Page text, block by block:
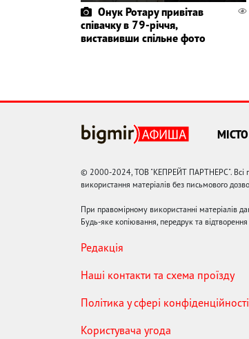
Онук Ротару привітав
співачку в 79-річчя,
виставивши спільне фото
МІСТО
© 2000-2024, ТОВ "КЕПРЕЙТ ПАРТНЕРС". Всі
використання матеріалів без письмового
При правомірному використанні матеріалів
Будь-яке копіювання, передрук та
Редакція
Наші контакти та схема проїзду
Політика у сфері
Користувача угода